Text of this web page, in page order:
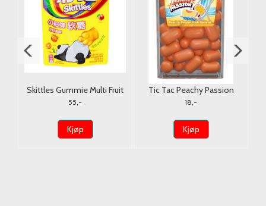
Skittles Gummie Multi Fruit
50g. [China]
55,-
Kjøp
Tic Tac Peachy Passion
Ferrero 18g.
18,-
Kjøp